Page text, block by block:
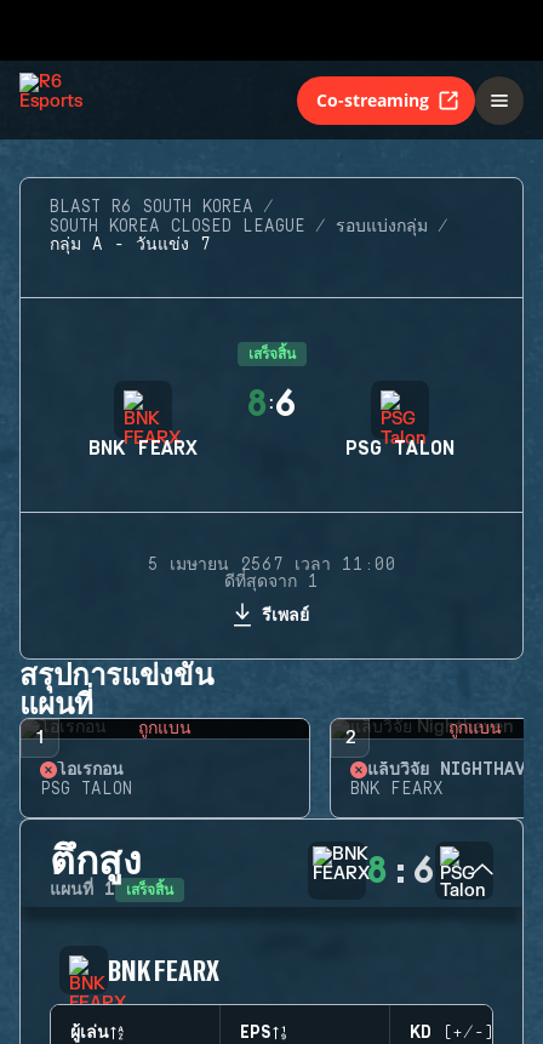
Co-streaming
BLAST R6 SOUTH KOREA
SOUTH KOREA CLOSED LEAGUE
รอบแบ่งกลุ่ม
กลุ่ม A - วันแข่ง 7
เสร็จสิ้น
BNK FEARX
8 :6
PSG TALON
5 เมษายน 2567 เวลา 11:00
ดีที่สุดจาก 1
รีเพลย์
สรุปการแข่งขัน
แผนที่
1 ถูกแบน
โอเรกอน
PSG TALON
2 ถูกแบน
แล็บวิจัย
BNK FEARX
ตึกสูง
แผนที่ 1 เสร็จสิ้น 8 : 6
BNK FEARX
ผู้เล่น EPS KD (+/-)